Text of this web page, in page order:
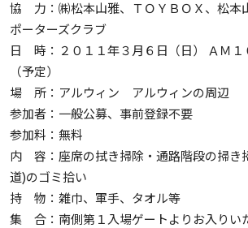
協 力：㈱松本山雅、ＴＯＹＢＯＸ、松本
ポーターズクラブ
日 時：２０１１年３月６日（日） ＡＭ１
（予定）
場 所：アルウィン アルウィンの周辺
参加者：一般公募、事前登録不要
参加料：無料
内 容：座席の拭き掃除・通路階段の掃き
道)のゴミ拾い
持 物：雑巾、軍手、タオル等
集 合：南側第１入場ゲートよりお入りい